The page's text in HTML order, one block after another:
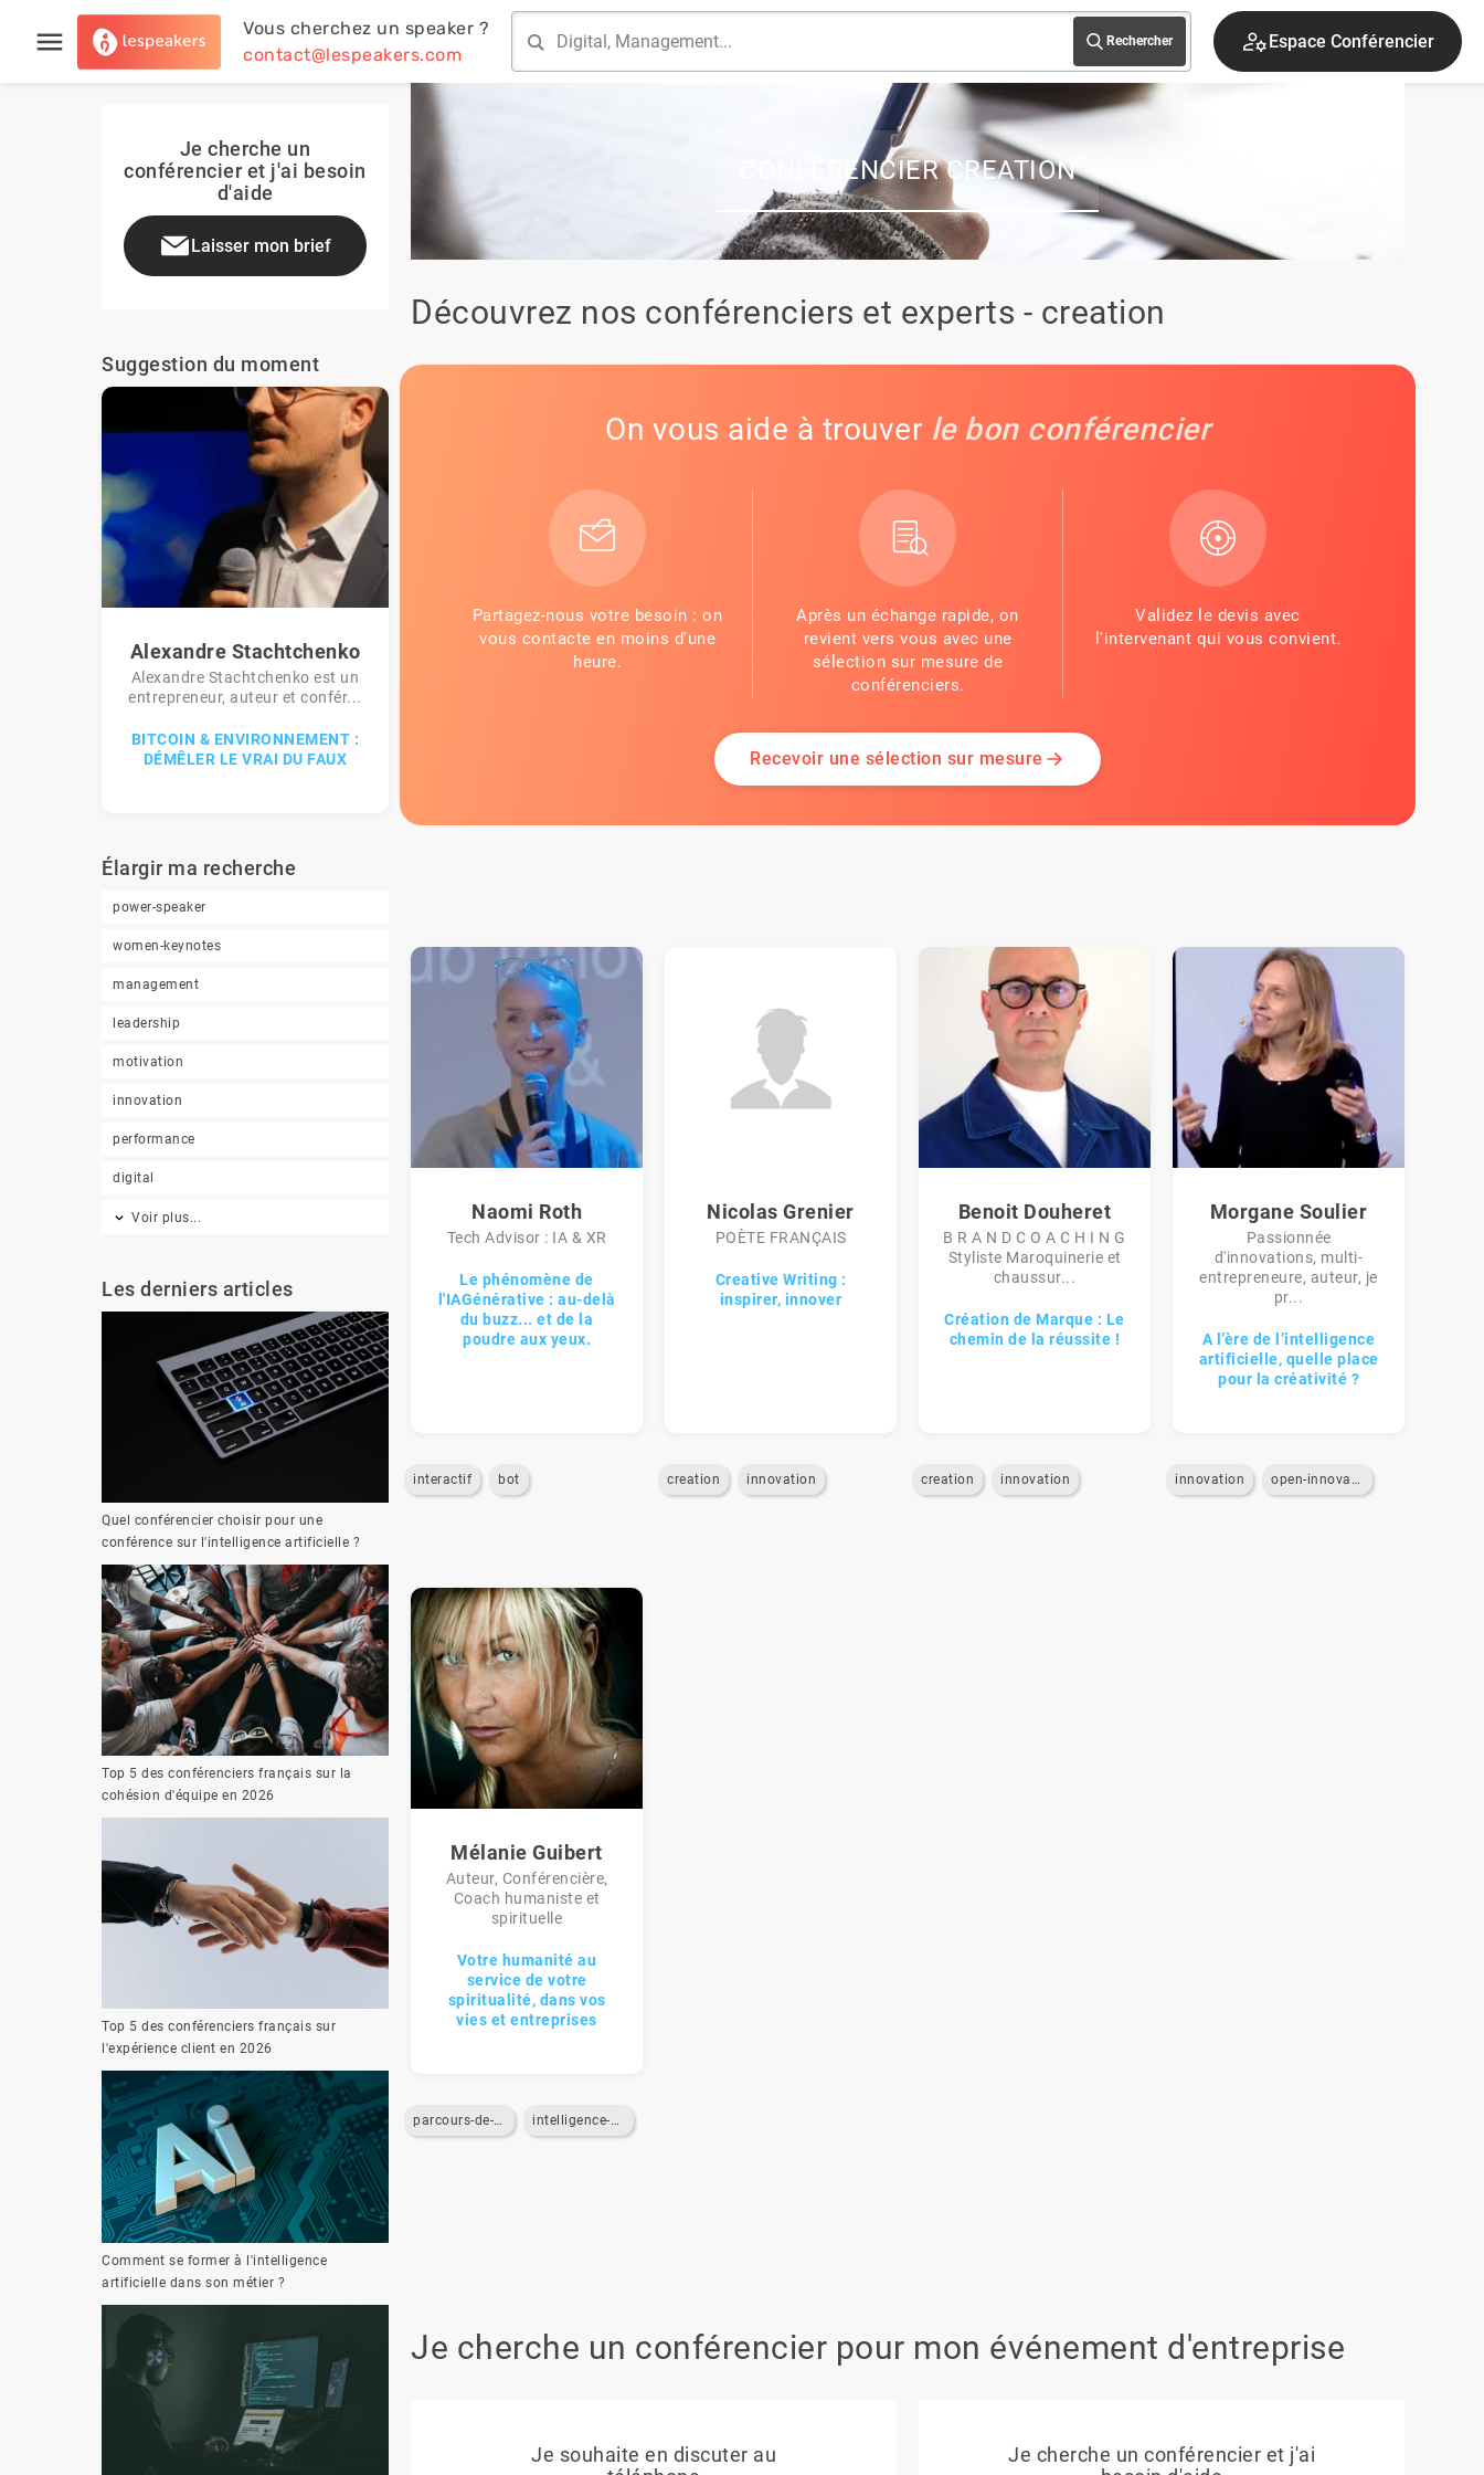
Vous cherchez un speaker ?
contact@lespeakers.com
Rechercher Espace Conférencier
Je cherche un
conférencier et j'ai besoin
d'aide
Laisser mon brief
Suggestion du moment
Alexandre Stachtchenko
Alexandre Stachtchenko est un
entrepreneur, auteur et confér...
BITCOIN & ENVIRONNEMENT :
DÉMÊLER LE VRAI DU FAUX
Élargir ma recherche
power-speaker
women-keynotes
management
leadership
motivation
innovation
performance
digital
Voir plus...
Les derniers articles
Quel conférencier choisir pour une
conférence sur l'intelligence artificielle ?
Top 5 des conférenciers français sur la
cohésion d'équipe en 2026
Top 5 des conférenciers français sur
l'expérience client en 2026
Comment se former à l'intelligence
artificielle dans son métier ?
CONFÉRENCIER CREATION
Découvrez nos conférenciers et experts - creation
On vous aide à trouver le bon conférencier
Partagez-nous votre besoin : on
vous contacte en moins d'une
heure.
Après un échange rapide, on
revient vers vous avec une
sélection sur mesure de
conférenciers.
Validez le devis avec
l'intervenant qui vous convient.
Recevoir une sélection sur mesure
Naomi Roth
Tech Advisor : IA & XR
Le phénomène de
l'IAGénérative : au-delà
du buzz... et de la
poudre aux yeux.
interactif bot
Nicolas Grenier
POÈTE FRANÇAIS
Creative Writing :
inspirer, innover
creation innovation
Benoit Douheret
B R A N D C O A C H I N G
Styliste Maroquinerie et
chaussur...
Création de Marque : Le
chemin de la réussite !
creation innovation
Morgane Soulier
Passionnée
d'innovations, multi-
entrepreneure, auteur, je
pr...
A l’ère de l’intelligence
artificielle, quelle place
pour la créativité ?
innovation open-innovation
Mélanie Guibert
Auteur, Conférencière,
Coach humaniste et
spirituelle
Votre humanité au
service de votre
spiritualité, dans vos
vies et entreprises
parcours-de-vie intelligence-emotionnelle
Je cherche un conférencier pour mon événement d'entreprise
Je souhaite en discuter au
Je cherche un conférencier et j'ai